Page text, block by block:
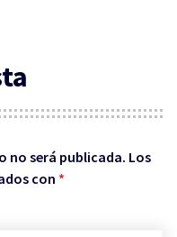
no será publicada. Los
con *